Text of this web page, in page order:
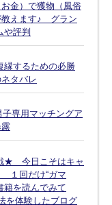
金）で獲物（風俗
えます♪ グラン
や評判
縁するための必勝
タバレ
専用マッチングア
★ 今日こそはキャ
１回だけ“ガマ
籍を読んでみて
を体験したブログ